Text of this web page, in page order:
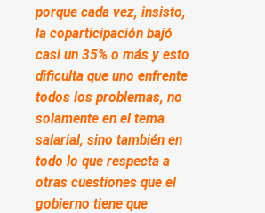
porque cada vez, insisto,
la coparticipación bajó
casi un 35% o más y esto
dificulta que uno enfrente
todos los problemas, no
solamente en el tema
salarial, sino también en
todo lo que respecta a
otras cuestiones que el
gobierno tiene que